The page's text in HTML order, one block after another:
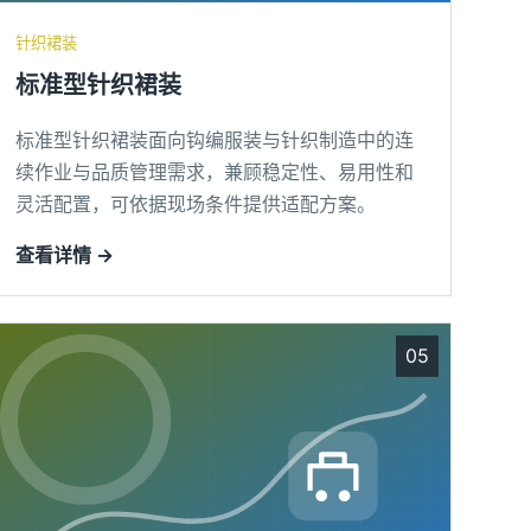
针织裙装
标准型针织裙装
标准型针织裙装面向钩编服装与针织制造中的连
续作业与品质管理需求，兼顾稳定性、易用性和
灵活配置，可依据现场条件提供适配方案。
查看详情 →
05